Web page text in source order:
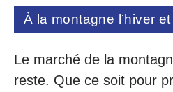
À la montagne l’hiver et
Le marché de la
reste. Que ce soit pour